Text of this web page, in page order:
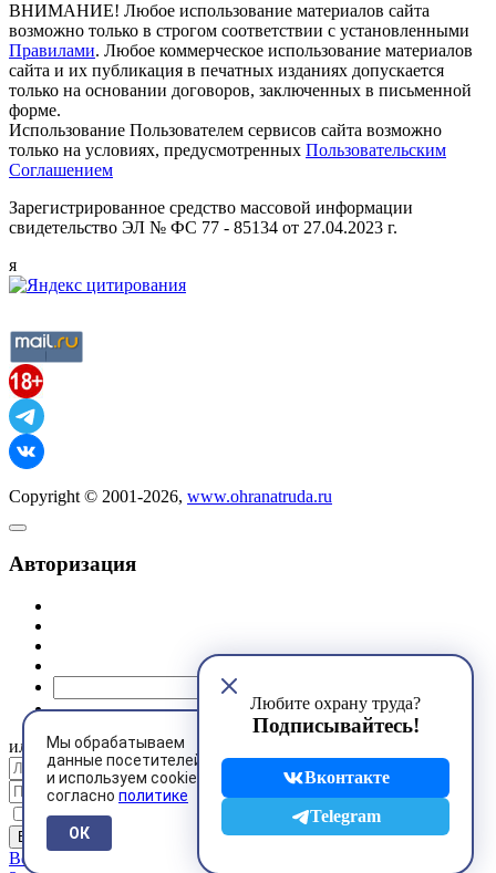
Мы обрабатываем
данные посетителей
и используем cookies
согласно политике
ОК
Любите охрану труда?
Подписывайтесь!
Вконтакте
Telegram
ВНИМАНИЕ! Любое использование материалов сайта
возможно только в строгом соответствии с установленными
Правилами. Любое коммерческое использование материалов
сайта и их публикация в печатных изданиях допускается
только на основании договоров, заключенных в письменной
форме.
Использование Пользователем сервисов сайта возможно
только на условиях, предусмотренных Пользовательским
Соглашением
Зарегистрированное средство массовой информации
свидетельство ЭЛ № ФС 77 - 85134 от 27.04.2023 г.
я
Copyright © 2001-2026, www.ohranatruda.ru
Авторизация
или
Запомнить меня
Восстановить пароль